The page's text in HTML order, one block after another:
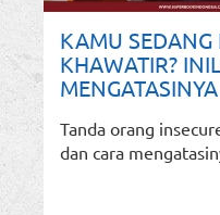
KAMU SEDANG
KHAWATIR?
Tanda orang
dan cara